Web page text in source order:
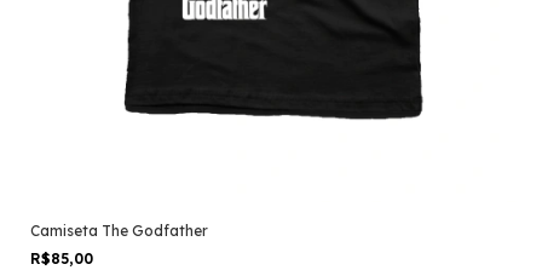
Camiseta The Godfather
R$85,00